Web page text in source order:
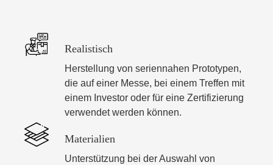
Realistisch
Herstellung von seriennahen Prototypen,
die auf einer Messe, bei einem Treffen mit
einem Investor oder für eine Zertifizierung
verwendet werden können.
Materialien
Unterstützung bei der Auswahl von